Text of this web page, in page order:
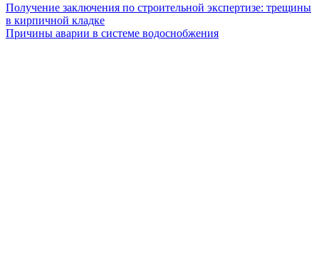
Получение заключения по строительной экспертизе: трещины
в кирпичной кладке
Причины аварии в системе водоснобжения